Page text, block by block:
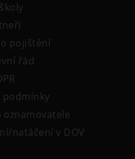
pojištění
řád
podmínky
natáčení v DOV